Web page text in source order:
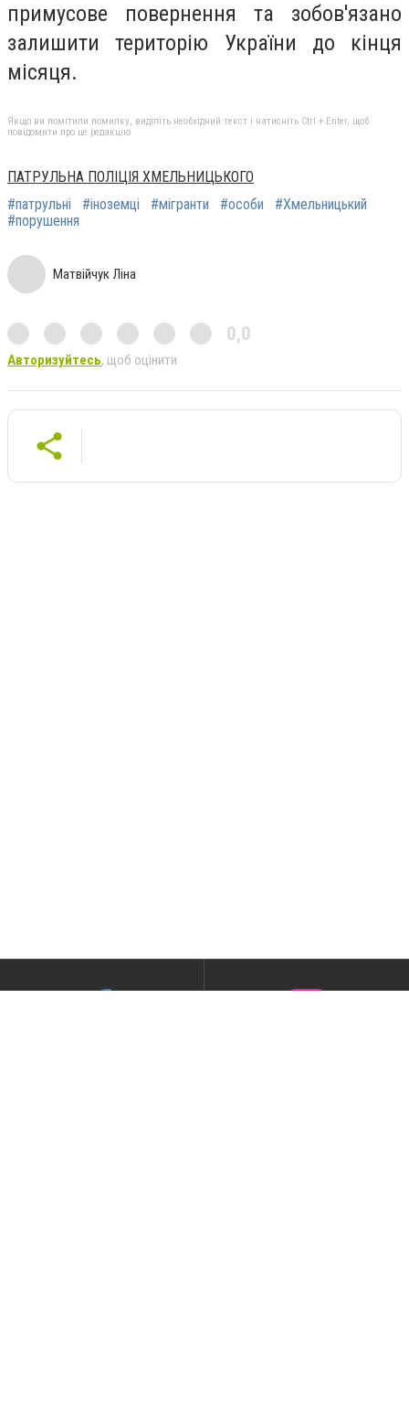
примусове повернення та зобов'язано
залишити територію України до кінця
місяця.
Якщо ви помітили помилку, виділіть необхідний текст і натисніть Ctrl + Enter, щоб
повідомити про це редакцію
ПАТРУЛЬНА ПОЛІЦІЯ ХМЕЛЬНИЦЬКОГО
#патрульні
#іноземці #мігранти #особи
#Хмельницький
#порушення
Матвійчук Ліна
0,0
Авторизуйтесь, щоб оцінити